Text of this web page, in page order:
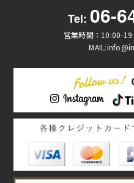
Tel: 06-
営業時間：10:00-